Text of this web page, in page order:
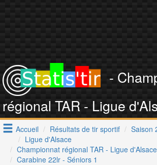
-
régional TAR - Ligue
Accueil Résultats de tir sportif
Saison
Ligue d'Alsace
Championnat régional TAR - Ligue d'Alsace
Carabine 22lr - Séniors 1